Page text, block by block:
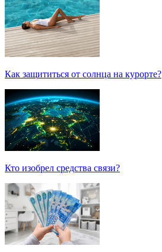
Как защититься от солнца на курорте?
Кто изобрел средства связи?